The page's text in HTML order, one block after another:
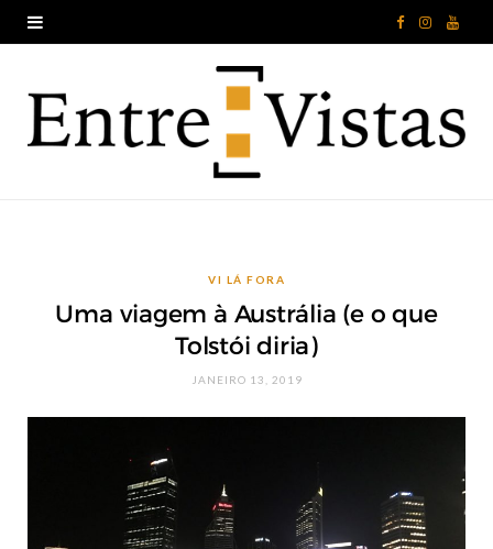
F
c
k
I Y
u
VI LÁ FORA
Uma viagem à Austrália (e o que
Tolstói diria)
JANEIRO 13, 2019